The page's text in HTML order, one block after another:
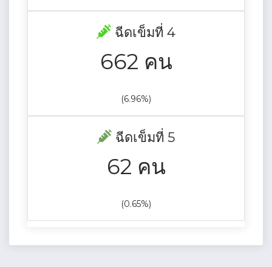
ฉีดเข็มที่ 4
662 คน
(6.96%)
ฉีดเข็มที่ 5
62 คน
(0.65%)